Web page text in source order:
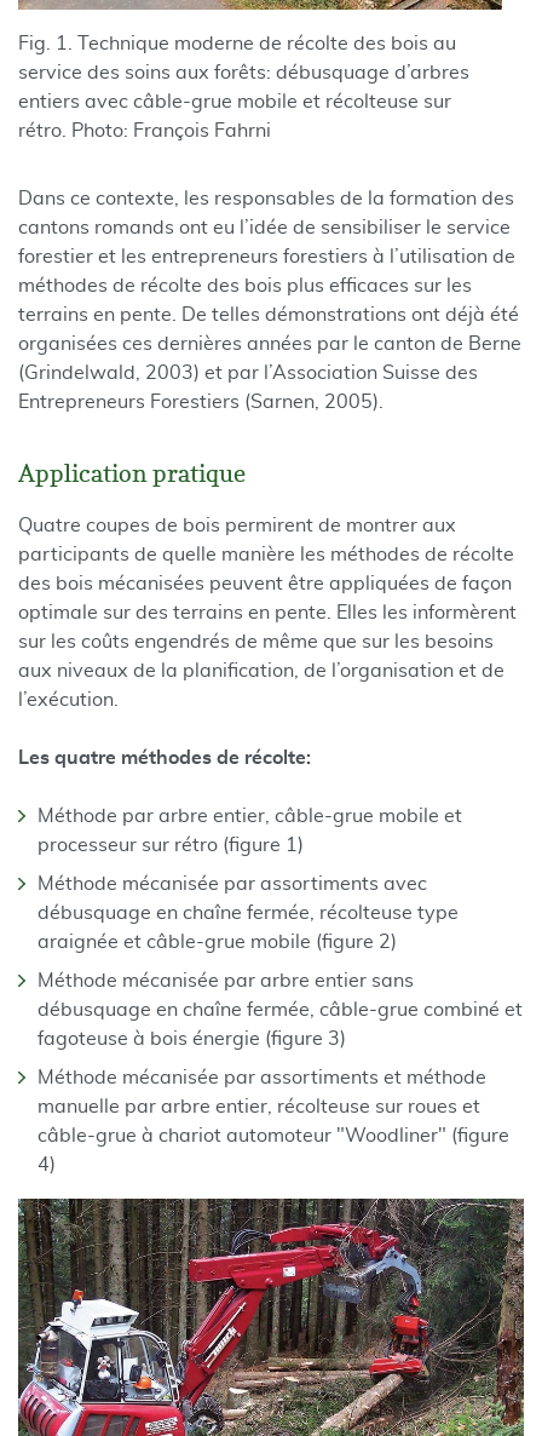
Fig. 1. Technique moderne de récolte des bois au
service des soins aux forêts: débusquage d’arbres
entiers avec câble-grue mobile et récolteuse sur
rétro. Photo: François Fahrni
Dans ce contexte, les responsables de la formation des
cantons romands ont eu l’idée de sensibiliser le service
forestier et les entrepreneurs forestiers à l’utilisation de
méthodes de récolte des bois plus efficaces sur les
terrains en pente. De telles démonstrations ont déjà été
organisées ces dernières années par le canton de Berne
(Grindelwald, 2003) et par l’Association Suisse des
Entrepreneurs Forestiers (Sarnen, 2005).
Application pratique
Quatre coupes de bois permirent de montrer aux
participants de quelle manière les méthodes de récolte
des bois mécanisées peuvent être appliquées de façon
optimale sur des terrains en pente. Elles les informèrent
sur les coûts engendrés de même que sur les besoins
aux niveaux de la planification, de l’organisation et de
l’exécution.
Les quatre méthodes de récolte:
Méthode par arbre entier, câble-grue mobile et
processeur sur rétro (figure 1)
Méthode mécanisée par assortiments avec
débusquage en chaîne fermée, récolteuse type
araignée et câble-grue mobile (figure 2)
Méthode mécanisée par arbre entier sans
débusquage en chaîne fermée, câble-grue combiné et
fagoteuse à bois énergie (figure 3)
Méthode mécanisée par assortiments et méthode
manuelle par arbre entier, récolteuse sur roues et
câble-grue à chariot automoteur "Woodliner" (figure
4)